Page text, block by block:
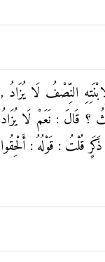
النِّصْفُ لَا يُزَادُ ,
؟ قَالَ : نَعَمْ لَا يُزَادُ
قُلْتُ : قَوْلُهُ : أَلْحِقُوا